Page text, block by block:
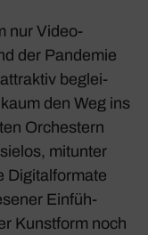
nur Video­
der Pandemie
beglei­
den Weg ins
Orches­tern
mitunter
Digi­tal­for­mate
Einfüh­
Kunst­form noch